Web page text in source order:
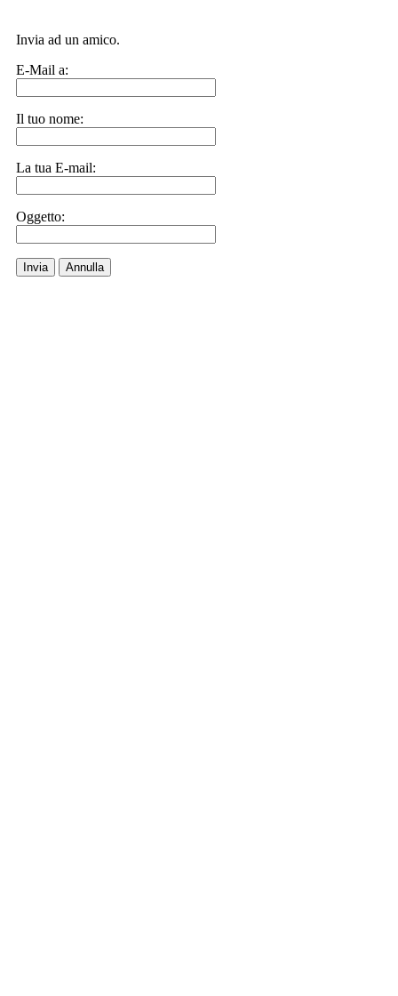
Invia ad un amico.
E-Mail a:
Il tuo nome:
La tua E-mail:
Oggetto:
Invia Annulla